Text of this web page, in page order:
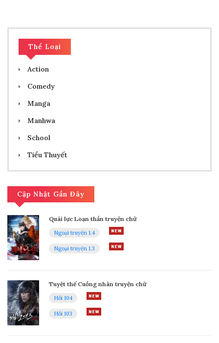
24/05/2025
Chap 51
Chap 50
10/05/2025
Chap 49
Chap 48
19/04/2025
Chap 47
Chap 46
05/04/2025
Thể Loại
Action
Comedy
Manga
Manhwa
School
Tiểu Thuyết
Cập Nhật Gần Đây
Quái lực Loạn thần truyện chữ
Ngoại truyện 1.4
Ngoại truyện 1.3
Tuyệt thế Cuồng nhân truyện chữ
Hồi 104
Hồi 103